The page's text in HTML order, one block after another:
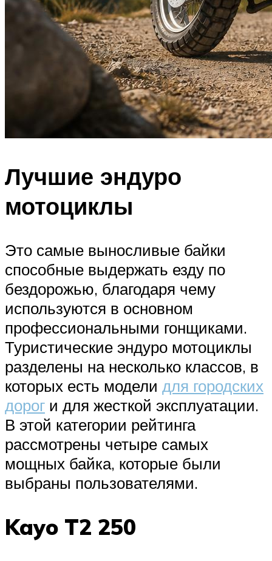
Лучшие эндуро
мотоциклы
Это самые выносливые байки
способные выдержать езду по
бездорожью, благодаря чему
используются в основном
профессиональными гонщиками.
Туристические эндуро мотоциклы
разделены на несколько классов, в
которых есть модели для городских
дорог и для жесткой эксплуатации.
В этой категории рейтинга
рассмотрены четыре самых
мощных байка, которые были
выбраны пользователями.
Kayo T2 250